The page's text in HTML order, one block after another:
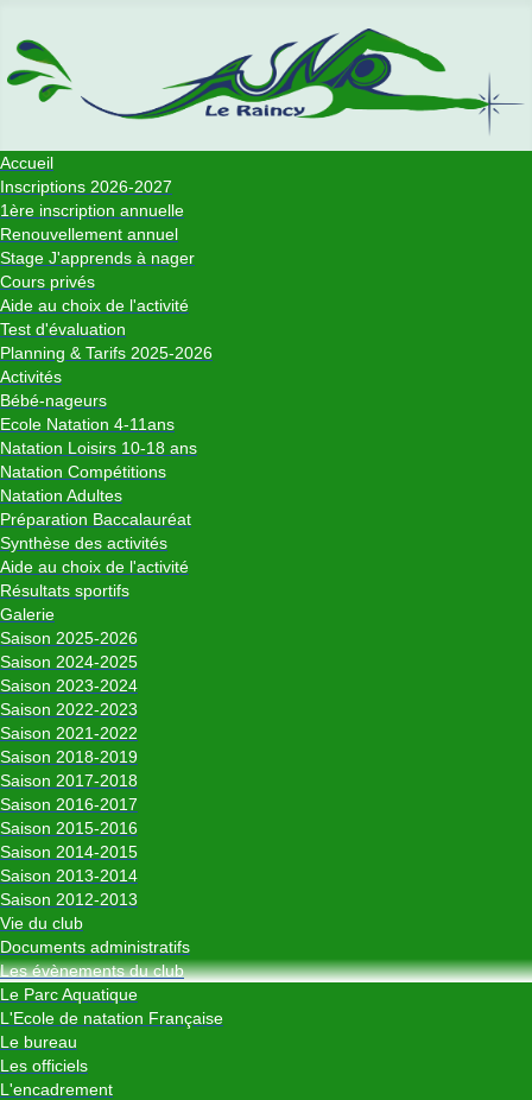
Accueil
Inscriptions 2026-2027
1ère inscription annuelle
Renouvellement annuel
Stage J'apprends à nager
Cours privés
Aide au choix de l'activité
Test d'évaluation
Planning & Tarifs 2025-2026
Activités
Bébé-nageurs
Ecole Natation 4-11ans
Natation Loisirs 10-18 ans
Natation Compétitions
Natation Adultes
Préparation Baccalauréat
Synthèse des activités
Aide au choix de l'activité
Résultats sportifs
Galerie
Saison 2025-2026
Saison 2024-2025
Saison 2023-2024
Saison 2022-2023
Saison 2021-2022
Saison 2018-2019
Saison 2017-2018
Saison 2016-2017
Saison 2015-2016
Saison 2014-2015
Saison 2013-2014
Saison 2012-2013
Vie du club
Documents administratifs
Les évènements du club
Le Parc Aquatique
L'Ecole de natation Française
Le bureau
Les officiels
L'encadrement